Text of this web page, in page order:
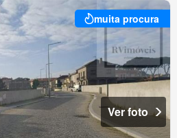
muita procura
Ver foto